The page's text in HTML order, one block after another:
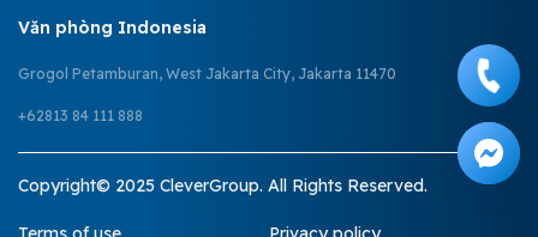
Văn phòng Indonesia
Grogol Petamburan, West Jakarta City, Jakarta 11470
+62813 84 111 888
Copyright© 2025 CleverGroup. All Rights Reserved.